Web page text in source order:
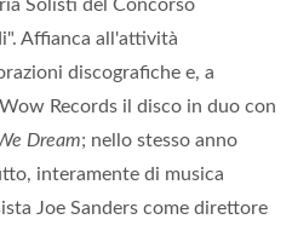
Solisti del Concorso
Affianca all'attività
discografiche e, a
Records il disco in duo con
Dream; nello stesso anno
interamente di musica
Joe Sanders come direttore